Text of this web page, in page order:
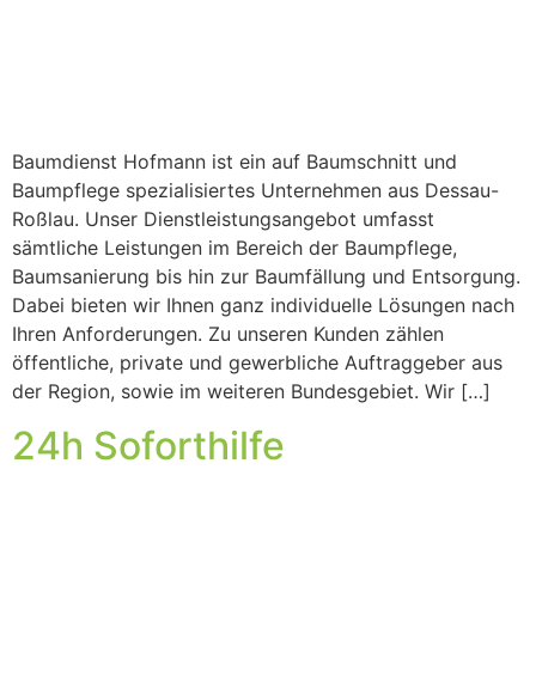
Baumdienst Hofmann ist ein auf Baumschnitt und
Baumpflege spezialisiertes Unternehmen aus Dessau-
Roßlau. Unser Dienstleistungsangebot umfasst
sämtliche Leistungen im Bereich der Baumpflege,
Baumsanierung bis hin zur Baumfällung und Entsorgung.
Dabei bieten wir Ihnen ganz individuelle Lösungen nach
Ihren Anforderungen. Zu unseren Kunden zählen
öffentliche, private und gewerbliche Auftraggeber aus
der Region, sowie im weiteren Bundesgebiet. Wir […]
24h Soforthilfe